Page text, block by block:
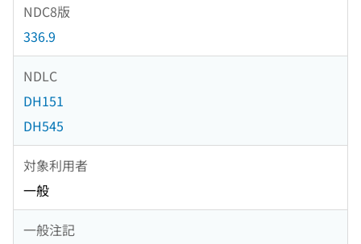
NDC8版
336.9
NDLC
DH151
DH545
対象利用者
一般
一般注記